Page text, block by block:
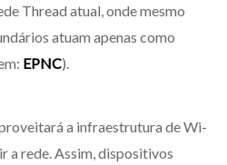
Thread atual, onde mesmo
atuam apenas como
EPNC).
a infraestrutura de Wi-
a rede. Assim, dispositivos